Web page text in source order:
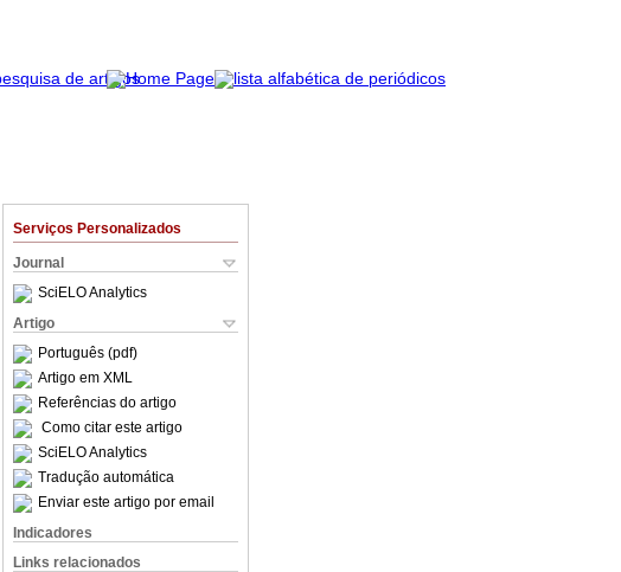
Serviços Personalizados
Journal
SciELO Analytics
Artigo
Português (pdf)
Artigo em XML
Referências do artigo
Como citar este artigo
SciELO Analytics
Tradução automática
Enviar este artigo por email
Indicadores
Links relacionados